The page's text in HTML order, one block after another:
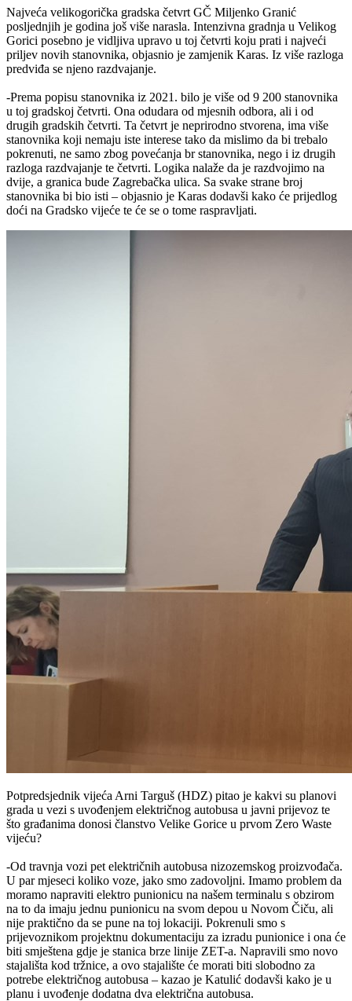
Najveća velikogorička gradska četvrt GČ Miljenko Granić
posljednjih je godina još više narasla. Intenzivna gradnja u Velikog
Gorici posebno je vidljiva upravo u toj četvrti koju prati i najveći
priljev novih stanovnika, objasnio je zamjenik Karas. Iz više razloga
predviđa se njeno razdvajanje.
-Prema popisu stanovnika iz 2021. bilo je više od 9 200 stanovnika
u toj gradskoj četvrti. Ona odudara od mjesnih odbora, ali i od
drugih gradskih četvrti. Ta četvrt je neprirodno stvorena, ima više
stanovnika koji nemaju iste interese tako da mislimo da bi trebalo
pokrenuti, ne samo zbog povećanja br stanovnika, nego i iz drugih
razloga razdvajanje te četvrti. Logika nalaže da je razdvojimo na
dvije, a granica bude Zagrebačka ulica. Sa svake strane broj
stanovnika bi bio isti – objasnio je Karas dodavši kako će prijedlog
doći na Gradsko vijeće te će se o tome raspravljati.
Potpredsjednik vijeća Arni Targuš (HDZ) pitao je kakvi su planovi
grada u vezi s uvođenjem električnog autobusa u javni prijevoz te
što građanima donosi članstvo Velike Gorice u prvom Zero Waste
vijeću?
-Od travnja vozi pet električnih autobusa nizozemskog proizvođača.
U par mjeseci koliko voze, jako smo zadovoljni. Imamo problem da
moramo napraviti elektro punionicu na našem terminalu s obzirom
na to da imaju jednu punionicu na svom depou u Novom Čiču, ali
nije praktično da se pune na toj lokaciji. Pokrenuli smo s
prijevoznikom projektnu dokumentaciju za izradu punionice i ona će
biti smještena gdje je stanica brze linije ZET-a. Napravili smo novo
stajališta kod tržnice, a ovo stajalište će morati biti slobodno za
potrebe električnog autobusa – kazao je Katulić dodavši kako je u
planu i uvođenje dodatna dva električna autobusa.